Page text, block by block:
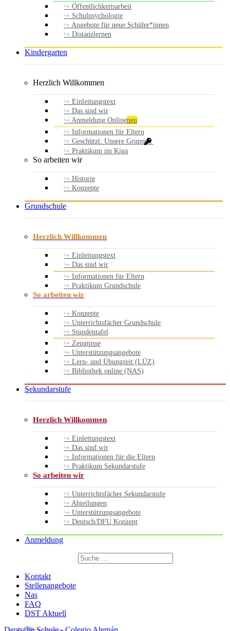
Öffentlichkeitsarbeit
Schulpsychologie
Angebote für neue Schüler*innen
Distanzlernen
Kindergarten
Herzlich Willkommen
Einleitungstext
Das sind wir
Anmeldung Onlineneu
Informationen für Eltern
Geschützt: Unsere Gruppen
Praktikum im Kiga
So arbeiten wir
Historie
Konzepte
Grundschule
Herzlich Willkommen
Einleitungstext
Das sind wir
Informationen für Eltern
Praktikum Grundschule
So arbeiten wir
Konzepte
Unterrichtsfächer Grundschule
Stundentafel
Zeugnisse
Unterstützungsangebote
Lern- und Übungzeit (LÜZ)
Bibliothek online (NAS)
Sekundarstufe
Herzlich Willkommen
Einleitungstext
Das sind wir
Informationen für die Eltern
Praktikum Sekundarstufe
So arbeiten wir
Unterrichtsfächer Sekundarstufe
Abteilungen
Unterstützungsangebote
Deutsch/DFU Konzept
Anmeldung
Suchen
nach:
Kontakt
Stellenangebote
Nas
FAQ
DST Aktuell